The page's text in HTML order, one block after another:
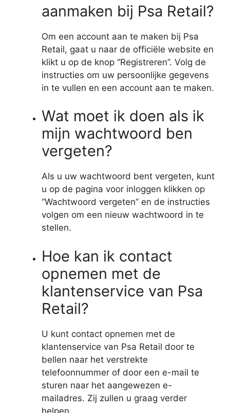
aanmaken bij Psa Retail?
Om een account aan te maken bij Psa
Retail, gaat u naar de officiële website en
klikt u op de knop “Registreren”. Volg de
instructies om uw persoonlijke gegevens
in te vullen en een account aan te maken.
Wat moet ik doen als ik
mijn wachtwoord ben
vergeten?
Als u uw wachtwoord bent vergeten, kunt
u op de pagina voor inloggen klikken op
“Wachtwoord vergeten” en de instructies
volgen om een nieuw wachtwoord in te
stellen.
Hoe kan ik contact
opnemen met de
klantenservice van Psa
Retail?
U kunt contact opnemen met de
klantenservice van Psa Retail door te
bellen naar het verstrekte
telefoonnummer of door een e-mail te
sturen naar het aangewezen e-
mailadres. Zij zullen u graag verder
helpen.